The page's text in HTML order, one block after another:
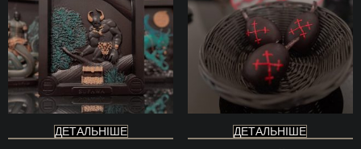
ДЕТАЛЬНІШЕ ДЕТАЛЬНІШЕ